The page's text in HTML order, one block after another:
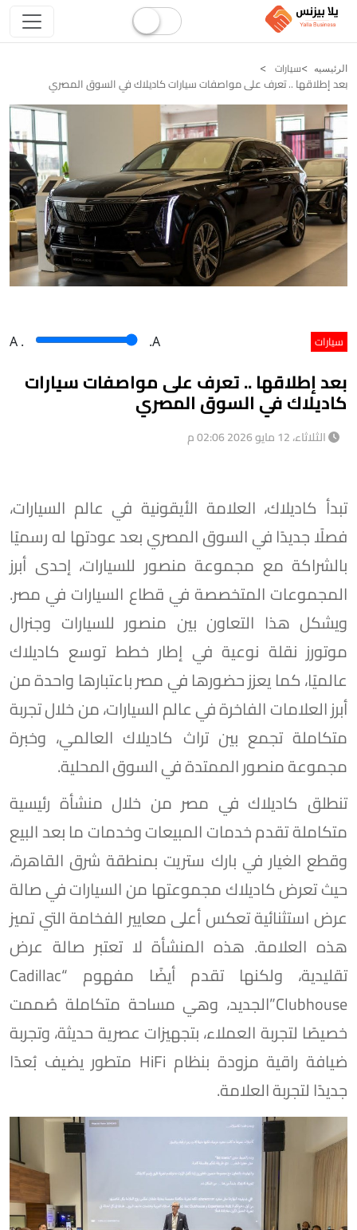
الرئيسيه سيارات
بعد إطلاقها .. تعرف على مواصفات سيارات كاديلاك في السوق المصري
سيارات A . .A
بعد إطلاقها .. تعرف على مواصفات سيارات
كاديلاك في السوق المصري
الثلاثاء، 12 مايو 2026 02:06 م
تبدأ كاديلاك، العلامة الأيقونية في عالم السيارات،
فصلًا جديدًا في السوق المصري بعد عودتها له رسميًا
بالشراكة مع مجموعة منصور للسيارات، إحدى أبرز
المجموعات المتخصصة في قطاع السيارات في مصر.
ويشكل هذا التعاون بين منصور للسيارات وجنرال
موتورز نقلة نوعية في إطار خطط توسع كاديلاك
عالميًا، كما يعزز حضورها في مصر باعتبارها واحدة من
أبرز العلامات الفاخرة في عالم السيارات، من خلال تجربة
متكاملة تجمع بين تراث كاديلاك العالمي، وخبرة
مجموعة منصور الممتدة في السوق المحلية.
تنطلق كاديلاك في مصر من خلال منشأة رئيسية
متكاملة تقدم خدمات المبيعات وخدمات ما بعد البيع
وقطع الغيار في بارك ستريت بمنطقة شرق القاهرة،
حيث تعرض كاديلاك مجموعتها من السيارات في صالة
عرض استثنائية تعكس أعلى معايير الفخامة التي تميز
هذه العلامة. هذه المنشأة لا تعتبر صالة عرض
تقليدية، ولكنها تقدم أيضًا مفهوم “Cadillac
Clubhouse”الجديد، وهي مساحة متكاملة صُممت
خصيصًا لتجربة العملاء، بتجهيزات عصرية حديثة، وتجربة
ضيافة راقية مزودة بنظام HiFi متطور يضيف بُعدًا
جديدًا لتجربة العلامة.